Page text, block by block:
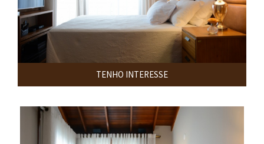
TENHO INTERESSE